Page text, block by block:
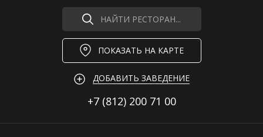
НАЙТИ РЕСТОРАН...
ПОКАЗАТЬ НА КАРТЕ
ДОБАВИТЬ ЗАВЕДЕНИЕ
+7 (812) 200 71 00